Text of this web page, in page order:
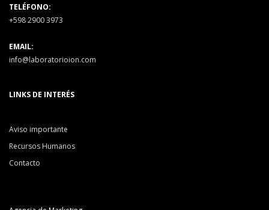
TELÉFONO:
+598 2900 3973
EMAIL:
info@laboratorioion.com
LINKS DE INTERÉS
Aviso importante
Recursos Humanos
Contacto